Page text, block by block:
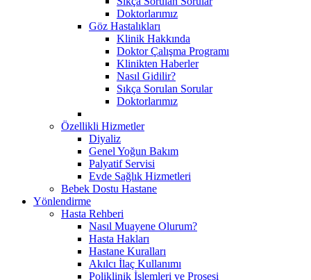
Doktorlarımız
Göz Hastalıkları
Klinik Hakkında
Doktor Çalışma Programı
Klinikten Haberler
Nasıl Gidilir?
Sıkça Sorulan Sorular
Doktorlarımız
Özellikli Hizmetler
Diyaliz
Genel Yoğun Bakım
Palyatif Servisi
Evde Sağlık Hizmetleri
Bebek Dostu Hastane
Yönlendirme
Hasta Rehberi
Nasıl Muayene Olurum?
Hasta Hakları
Hastane Kuralları
Akılcı İlaç Kullanımı
Poliklinik İşlemleri ve Prosesi